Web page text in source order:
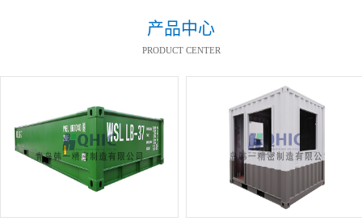
产品中心
PRODUCT CENTER